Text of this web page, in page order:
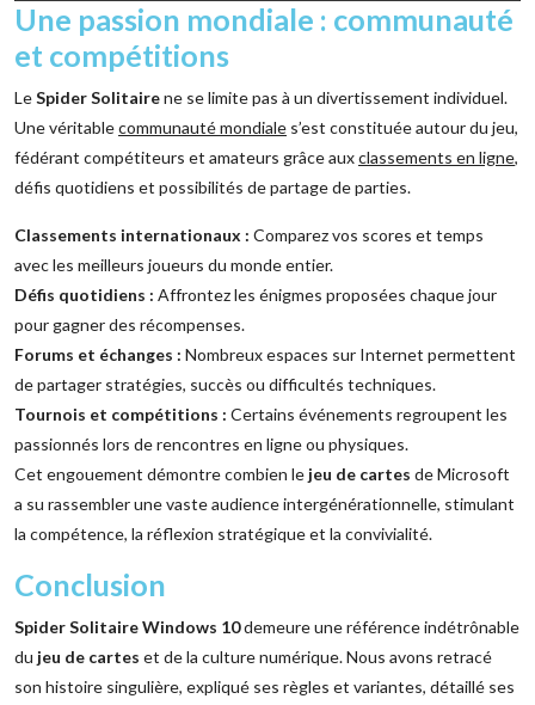
Une passion mondiale : communauté
et compétitions
LeSpider Solitairene se limite pas à un divertissement individuel.
Une véritablecommunauté mondiale s’est constituée autour du jeu,
fédérant compétiteurs et amateurs grâce auxclassements en ligne,
défis quotidiens et possibilités de partage de parties.
Classements internationaux : Comparez vos scores et temps
avec les meilleurs joueurs du monde entier.
Défis quotidiens : Affrontez les énigmes proposées chaque jour
pour gagner des récompenses.
Forums et échanges : Nombreux espaces sur Internet permettent
de partager stratégies, succès ou difficultés techniques.
Tournois et compétitions : Certains événements regroupent les
passionnés lors de rencontres en ligne ou physiques.
Cet engouement démontre combien le jeu de cartes de Microsoft
a su rassembler une vaste audience intergénérationnelle, stimulant
la compétence, la réflexion stratégique et la convivialité.
Conclusion
Spider Solitaire Windows 10demeure une référence indétrônable
du jeu de cartes et de la culture numérique. Nous avons retracé
son histoire singulière, expliqué ses règles et variantes, détaillé ses